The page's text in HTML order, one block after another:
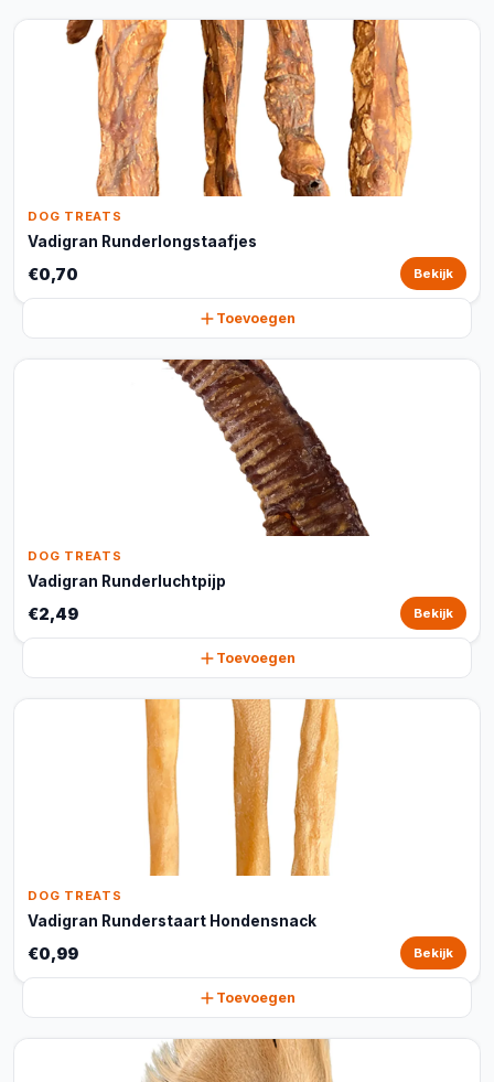
DOG TREATS
Vadigran Runderlongstaafjes
€0,70 Bekijk
Toevoegen
DOG TREATS
Vadigran Runderluchtpijp
€2,49 Bekijk
Toevoegen
DOG TREATS
Vadigran Runderstaart Hondensnack
€0,99 Bekijk
Toevoegen